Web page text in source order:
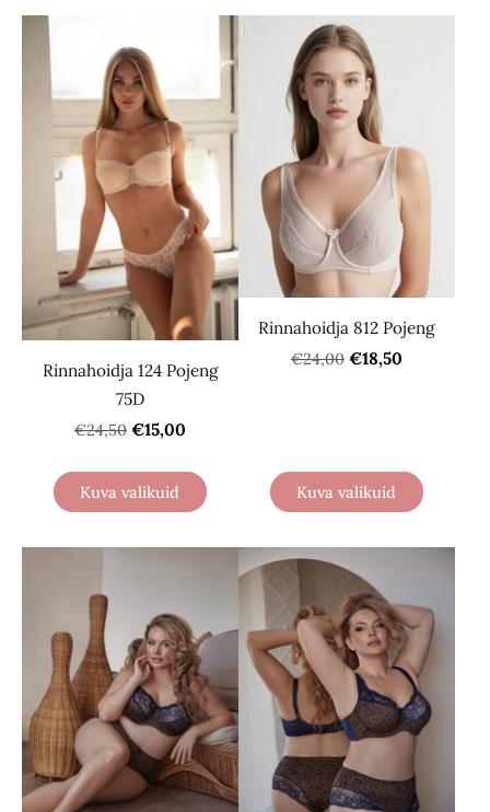
Rinnahoidja 124 Pojeng
75D
€24,50 €15,00
Kuva valikuid
Rinnahoidja 812 Pojeng
€24,00 €18,50
Kuva valikuid